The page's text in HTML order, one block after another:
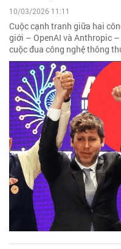
10/03/2026 11:11
Cuộc cạnh tranh giữa hai
giới – OpenAI và Anthropic
cuộc đua công nghệ thông